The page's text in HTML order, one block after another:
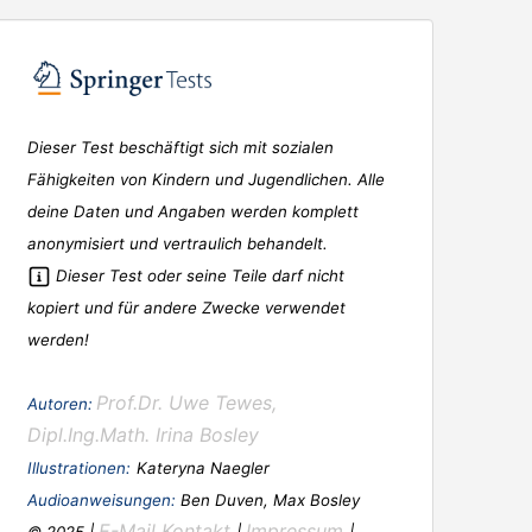
Dieser Test beschäftigt sich mit sozialen
Fähigkeiten von Kindern und Jugendlichen. Alle
deine Daten und Angaben werden komplett
anonymisiert und vertraulich behandelt.
Dieser Test oder seine Teile darf nicht
kopiert und für andere Zwecke verwendet
werden!
Autoren: Prof.Dr. Uwe Tewes,
Dipl.Ing.Math. Irina Bosley
Illustrationen: Kateryna Naegler
Audioanweisungen:Ben Duven, Max Bosley